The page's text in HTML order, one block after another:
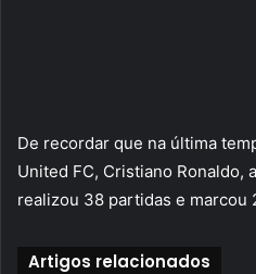
De recordar que na última
United FC, Cristiano Ronaldo,
realizou 38 partidas e marcou
Artigos relacionados